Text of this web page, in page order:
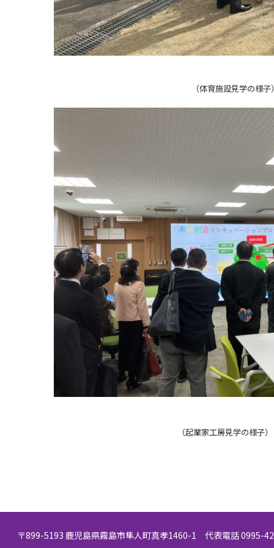
（体育施設見学
（起業家工房見学の様子）
〒899-5193 鹿児島県霧島市隼人町真孝1460-1 代表電話 0995-